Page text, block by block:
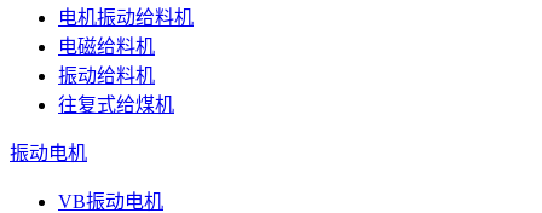
电机振动给料机
电磁给料机
振动给料机
往复式给煤机
振动电机
VB振动电机